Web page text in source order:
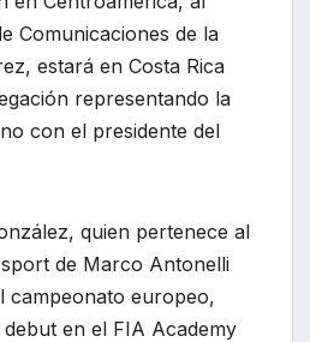
Comunicaciones de la
estará en Costa Rica
representando la
con el presidente del
quien pertenece al
de Marco Antonelli
campeonato europeo,
en el FIA Academy